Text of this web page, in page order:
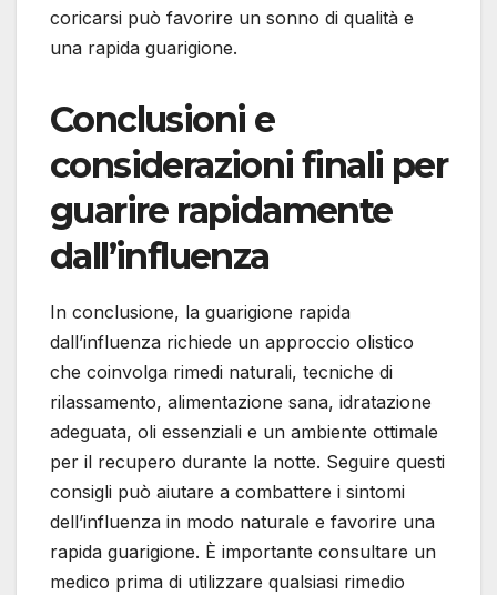
coricarsi può favorire un sonno di qualità e
una rapida guarigione.
Conclusioni e
considerazioni finali per
guarire rapidamente
dall’influenza
In conclusione, la guarigione rapida
dall’influenza richiede un approccio olistico
che coinvolga rimedi naturali, tecniche di
rilassamento, alimentazione sana, idratazione
adeguata, oli essenziali e un ambiente ottimale
per il recupero durante la notte. Seguire questi
consigli può aiutare a combattere i sintomi
dell’influenza in modo naturale e favorire una
rapida guarigione. È importante consultare un
medico prima di utilizzare qualsiasi rimedio